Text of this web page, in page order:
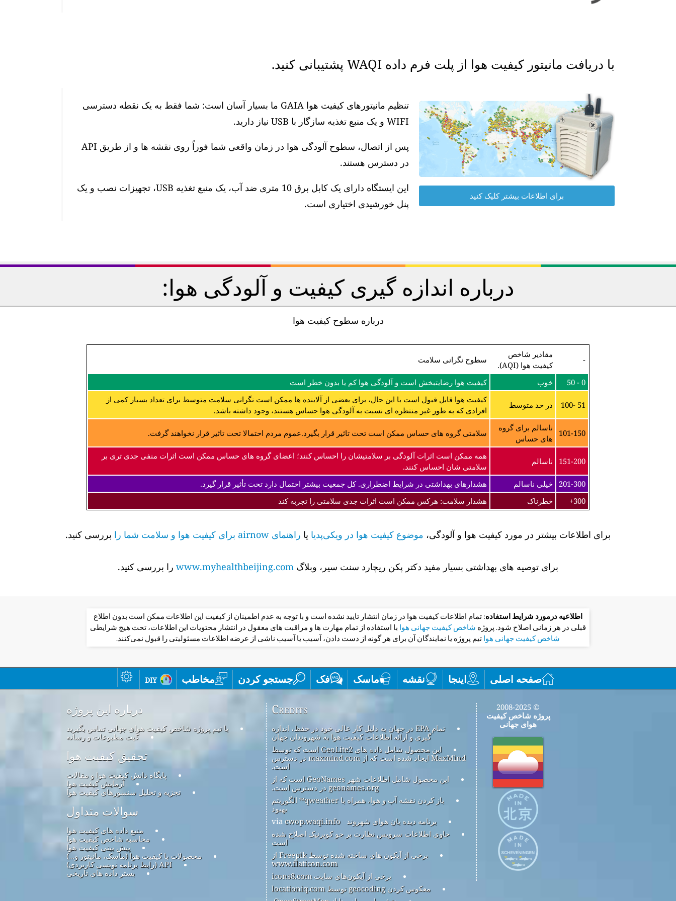
با دریافت مانیتور کیفیت هوا از پلت فرم داده WAQI پشتیبانی کنید.
تنظیم مانیتورهای کیفیت هوا GAIA ما بسیار آسان است: شما فقط به یک نقطه دسترسی
WIFI و یک منبع تغذیه سازگار با USB نیاز دارید.
پس از اتصال، سطوح آلودگی هوا در زمان واقعی شما فوراً روی نقشه ها و از طریق API
در دسترس هستند.
این ایستگاه دارای یک کابل برق 10 متری ضد آب، یک منبع تغذیه USB، تجهیزات نصب و یک
پنل خورشیدی اختیاری است.
برای اطلاعات بیشتر کلیک کنید
درباره اندازه گیری کیفیت و آلودگی هوا:
درباره سطوح کیفیت هوا
-
مقادیر شاخص
کیفیت هوا (AQI).
سطوح نگرانی سلامت
0 - 50 خوب کیفیت هوا رضایتبخش است و آلودگی هوا کم یا بدون خطر است
51 -100 در حد متوسط
کیفیت هوا قابل قبول است با این حال، برای بعضی از آلاینده ها ممکن است نگرانی سلامت متوسط برای تعداد بسیار کمی از
افرادی که به طور غیر منتظره ای نسبت به آلودگی هوا حساس هستند، وجود داشته باشد.
101-150
ناسالم برای گروه
های حساس
سلامتی گروه های حساس ممکن است تحت تاثیر قرار بگیرد.عموم مردم احتمالا تحت تاثیر قرار نخواهند گرفت.
151-200 ناسالم
همه ممکن است اثرات آلودگی بر سلامتیشان را احساس کنند؛ اعضای گروه های حساس ممکن است اثرات منفی جدی تری بر
سلامتی شان احساس کنند.
201-300 خیلی ناسالم
هشدارهای بهداشتی در شرایط اضطراری. کل جمعیت بیشتر احتمال دارد تحت تأثیر قرار گیرد.
300+
خطرناک هشدار سلامت: هرکس ممکن است اثرات جدی سلامتی را تجربه کند
برای اطلاعات بیشتر در مورد کیفیت هوا و آلودگی، موضوع کیفیت هوا در ویکی‌پدیا یا راهنمای airnow برای کیفیت هوا و سلامت شما را بررسی کنید.
برای توصیه های بهداشتی بسیار مفید دکتر پکن ریچارد سنت سیر، وبلاگ www.myhealthbeijing.com را بررسی کنید.
اطلاعیه درمورد شرایط استفاده: تمام اطلاعات کیفیت هوا در زمان انتشار تایید نشده است و با توجه به عدم اطمینان از کیفیت این اطلاعات ممکن است بدون اطلاع
قبلی در هر زمانی اصلاح شود. پروژه شاخص کیفیت جهانی هوا با استفاده از تمام مهارت ها و مراقبت های معقول در انتشار محتویات این اطلاعات، تحت هیچ شرایطی
شاخص کیفیت جهانی هوا تیم پروژه یا نمایندگان آن برای هر گونه از دست دادن، آسیب یا آسیب ناشی از عرضه اطلاعات مسئولیتی را قبول نمی‌کنند.
صفحه اصلی اینجا نقشه ماسک فک جستجو کردن مخاطب diy
درباره این پروژه
با تیم پروژه شاخص کیفیت هوای جهانی تماس بگیرید
کیت مطبوعات و رسانه
تحقیق کیفیت هوا
پایگاه دانش کیفیت هوا و مقالات
آزمایش کیفیت هوا
تجزیه و تحلیل سنسورهای کیفیت هوا
سوالات متداول
منبع داده های کیفیت هوا
محاسبه شاخص کیفیت هوا
پیش بینی کیفیت هوا
محصولات با کیفیت هوا (ماسک، مانیتور و…)
API (رابط برنامه نویسی کاربردی)
بستر داده های تاریخی
Credits
تمام EPA در جهان به دلیل کار عالی خود در حفظ، اندازه
گیری و ارائه اطلاعات کیفیت هوا به شهروندان جهان
این محصول شامل داده های GeoLite2 است که توسط
MaxMind ایجاد شده است که از maxmind.com در دسترس
است.
این محصول شامل اطلاعات شهر GeoNames است که از
geonames.org در دسترس است.
باز کردن نقشه آب و هوا، همراه با qweather™ الگوریتم
بهبود
برنامه دیده بان هوای شهروند
cwop.waqi.info
حاوی اطلاعات سرویس نظارت بر جو کوپرنیک اصلاح شده
است
برخی از آیکون های ساخته شده توسط Freepik از
www.flaticon.com
برخی از آیکون‌های سایت icons8.com
معکوس کردن geocoding توسط locationiq.com
© 2008-2025
پروژه شاخص کیفیت
هوای جهانی